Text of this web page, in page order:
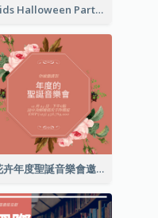
Kids Halloween Party Invitation
花卉年度聖誕音樂會邀請函